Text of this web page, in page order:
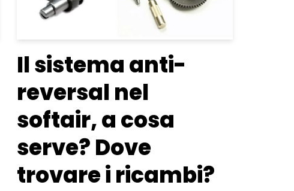
Il sistema anti-
reversal nel
softair, a cosa
serve? Dove
trovare i ricambi?